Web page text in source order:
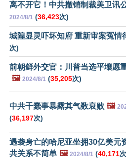
离不开它！中共撤销制裁美卫讯
2024/8/1 (36,423次)
城隍显灵吓坏知府 重新审案冤情
次)
前朝鲜外交官：川普当选平壤愿
🖼️ 2024/8/1 (35,205次)
中共干蠢事暴露其气数衰败 🖼️
(36,197次)
遇袭身亡的哈尼亚坐拥30亿美元
共关系不简单 🖼️ 2024/8/1 (40,171